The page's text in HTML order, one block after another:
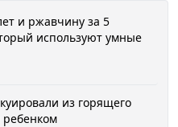
и ржавчину за 5
используют умные
из горящего